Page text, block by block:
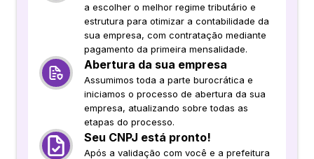
a escolher o melhor regime tributário e
estrutura para otimizar a contabilidade da
sua empresa, com contratação mediante
pagamento da primeira mensalidade.
Abertura da sua empresa
Assumimos toda a parte burocrática e
iniciamos o processo de abertura da sua
empresa, atualizando sobre todas as
etapas do processo.
Seu CNPJ está pronto!
Após a validação com você e a prefeitura